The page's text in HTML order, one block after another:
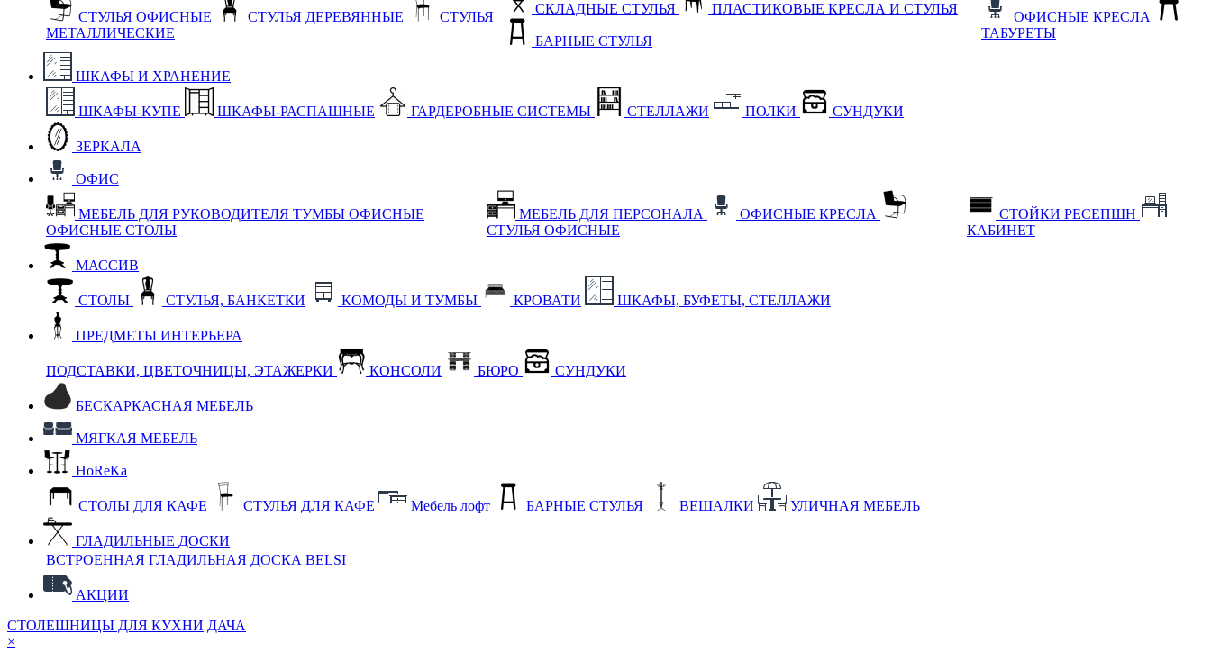
СТУЛЬЯ ОФИСНЫЕ СТУЛЬЯ ДЕРЕВЯННЫЕ
СТУЛЬЯ
МЕТАЛЛИЧЕСКИЕ
СКЛАДНЫЕ СТУЛЬЯ ПЛАСТИКОВЫЕ КРЕСЛА И СТУЛЬЯ
БАРНЫЕ СТУЛЬЯ
ОФИСНЫЕ КРЕСЛА
ТАБУРЕТЫ
ШКАФЫ И ХРАНЕНИЕ
ШКАФЫ-КУПЕ ШКАФЫ-РАСПАШНЫЕ ГАРДЕРОБНЫЕ СИСТЕМЫ СТЕЛЛАЖИ ПОЛКИ СУНДУКИ
ЗЕРКАЛА
ОФИС
МЕБЕЛЬ ДЛЯ РУКОВОДИТЕЛЯ ТУМБЫ ОФИСНЫЕ
ОФИСНЫЕ СТОЛЫ
МЕБЕЛЬ ДЛЯ ПЕРСОНАЛА
ОФИСНЫЕ КРЕСЛА
СТУЛЬЯ ОФИСНЫЕ
СТОЙКИ РЕСЕПШН
КАБИНЕТ
МАССИВ
СТОЛЫ СТУЛЬЯ, БАНКЕТКИ КОМОДЫ И ТУМБЫ КРОВАТИ ШКАФЫ, БУФЕТЫ, СТЕЛЛАЖИ
ПРЕДМЕТЫ ИНТЕРЬЕРА
ПОДСТАВКИ, ЦВЕТОЧНИЦЫ, ЭТАЖЕРКИ КОНСОЛИ БЮРО СУНДУКИ
БЕСКАРКАСНАЯ МЕБЕЛЬ
МЯГКАЯ МЕБЕЛЬ
HoReKa
СТОЛЫ ДЛЯ КАФЕ СТУЛЬЯ ДЛЯ КАФЕ Мебель лофт БАРНЫЕ СТУЛЬЯ ВЕШАЛКИ УЛИЧНАЯ МЕБЕЛЬ
ГЛАДИЛЬНЫЕ ДОСКИ
ВСТРОЕННАЯ ГЛАДИЛЬНАЯ ДОСКА BELSI
АКЦИИ
СТОЛЕШНИЦЫ ДЛЯ КУХНИ ДАЧА
×